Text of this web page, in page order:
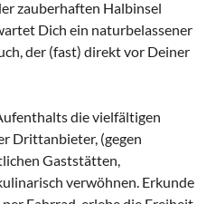
zauberhaften Halbinsel
Dich ein naturbelassener
der (fast) direkt vor Deiner
die vielfältigen
Drittanbieter, (gegen
Gaststätten,
verwöhnen. Erkunde